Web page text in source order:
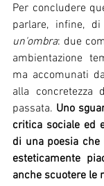
Per concludere
parlare, infine, di
un'ombra: due
ambientazione
ma accomunati
alla concretezza
passata. Uno
critica sociale ed
di una poesia
esteticamente
anche scuotere le